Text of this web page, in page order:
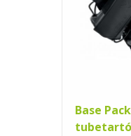
Base